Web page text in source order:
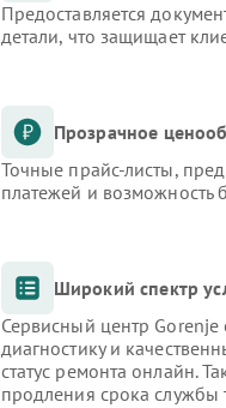
Предоставляется
детали, что защищает
Прозрачное
Точные прайс-листы,
платежей и возможность
Широкий спектр
Сервисный центр Gorenje
диагностику и
статус ремонта онлайн.
продления срока службы